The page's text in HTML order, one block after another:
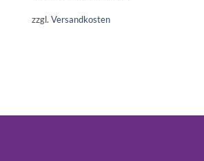
zzgl. Versandkosten